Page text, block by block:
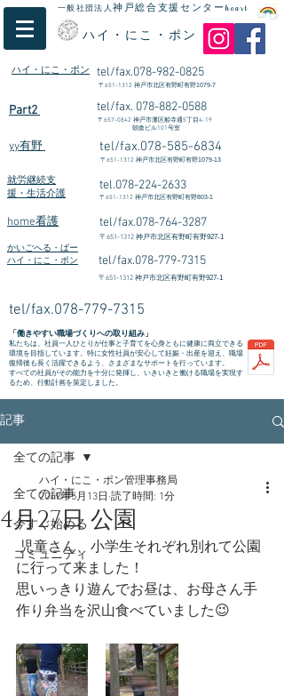
一般社団法人神戸総合支援センター heart
ハイ・にこ・ポン
ハイ・にこ・ポン tel/fax.078-982-0825
〒 651-1312 ​神戸市北区有野町有野1079-7
Part2 tel/fax. 078-882-0588
〒 657-0842 神戸市灘区船寺通5丁目4-19
朝倉ビル101号室
yy有野 tel/fax.078-585-6834
〒 651-1312 神戸市北区有野町有野1079-13
就労継続支
援・生活介護
home看護
tel.078-224-2633
〒 651-1312 神戸市北区有野町有野803-1
tel/fax.078-764-3287
〒 651-1312 神戸市北区有野町有野927-1
かいごへる・ぱー
ハイ・にこ・ポン
tel/fax.078-779-7315
〒 651-1312 神戸市北区有野町有野927-1
tel/fax.078-779-7315
「働きやすい職場づくりへの取り組み」
私たちは、社員一人ひとりが仕事と子育てを心身ともに健康に両立できる
環境を目指しています。特に女性社員が安心して妊娠・出産を迎え、職場
復帰後も長く活躍できるよう、さまざまなサポートを行っています。
すべての社員がその能力を十分に発揮し、いきいきと働ける職場を実現す
るため、行動計画を策定しました。
記事
全ての記事
今すぐ始める
コミュニティ
全ての記事
4月27日 公園
ハイ・にこ・ポン管理事務局
2019年5月13日 読了時間: 1分
児童さん、小学生それぞれ別れて公園
に行って来ました！
思いっきり遊んでお昼は、お母さん手
作り弁当を沢山食べていました😉